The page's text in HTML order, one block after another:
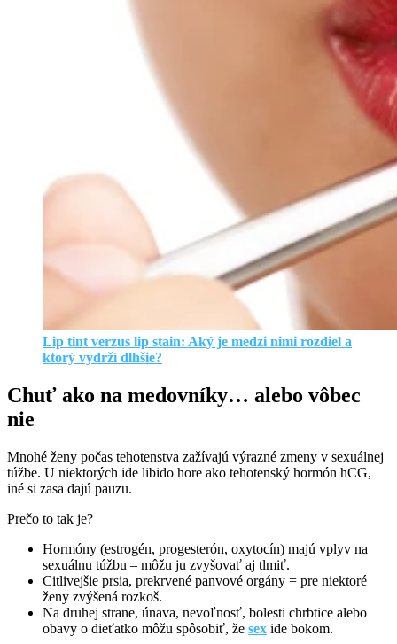
Lip tint verzus lip stain: Aký je medzi nimi rozdiel a
ktorý vydrží dlhšie?
Chuť ako na medovníky… alebo vôbec
nie
Mnohé ženy počas tehotenstva zažívajú výrazné zmeny v sexuálnej
túžbe. U niektorých ide libido hore ako tehotenský hormón hCG,
iné si zasa dajú pauzu.
Prečo to tak je?
Hormóny (estrogén, progesterón, oxytocín) majú vplyv na
sexuálnu túžbu – môžu ju zvyšovať aj tlmiť.
Citlivejšie prsia, prekrvené panvové orgány = pre niektoré
ženy zvýšená rozkoš.
Na druhej strane, únava, nevoľnosť, bolesti chrbtice alebo
obavy o dieťatko môžu spôsobiť, že sex ide bokom.